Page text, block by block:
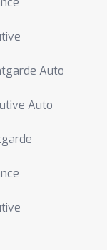
Auto
Auto